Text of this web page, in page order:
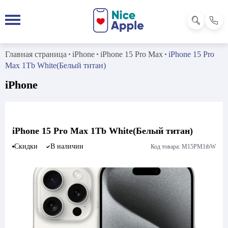
Главная страница iPhone iPhone 15 Pro Max
iPhone 15 Pro
Max 1Tb White(Белый титан)
iPhone
iPhone 15 Pro Max 1Tb White(Белый титан)
Скидки В наличии Код товара: M15PM1tbW